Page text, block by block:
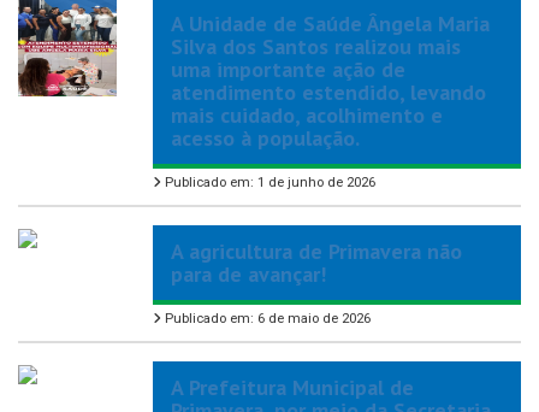
A Unidade de Saúde Ângela Maria
Silva dos Santos realizou mais
uma importante ação de
atendimento estendido, levando
mais cuidado, acolhimento e
acesso à população.
Publicado em: 1 de junho de 2026
A agricultura de Primavera não
para de avançar!
Publicado em: 6 de maio de 2026
A Prefeitura Municipal de